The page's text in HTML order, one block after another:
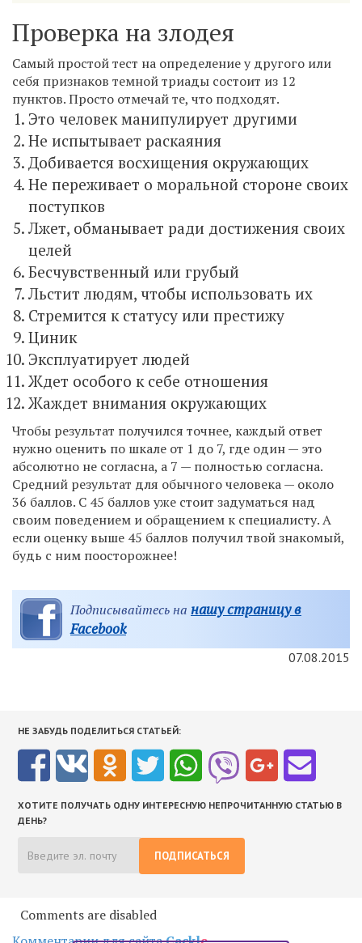
Проверка на злодея
Самый простой тест на определение у другого или
себя признаков темной триады состоит из 12
пунктов. Просто отмечай те, что подходят.
Это человек манипулирует другими
Не испытывает раскаяния
Добивается восхищения окружающих
Не переживает о моральной стороне своих
поступков
Лжет, обманывает ради достижения своих
целей
Бесчувственный или грубый
Льстит людям, чтобы использовать их
Стремится к статусу или престижу
Циник
Эксплуатирует людей
Ждет особого к себе отношения
Жаждет внимания окружающих
Чтобы результат получился точнее, каждый ответ
нужно оценить по шкале от 1 до 7, где один — это
абсолютно не согласна, а 7 — полностью согласна.
Средний результат для обычного человека — около
36 баллов. С 45 баллов уже стоит задуматься над
своим поведением и обращением к специалисту. А
если оценку выше 45 баллов получил твой знакомый,
будь с ним поосторожнее!
Подписывайтесь на нашу страницу в
Facebook
07.08.2015
НЕ ЗАБУДЬ ПОДЕЛИТЬСЯ СТАТЬЕЙ:
ХОТИТЕ ПОЛУЧАТЬ ОДНУ ИНТЕРЕСНУЮ НЕПРОЧИТАННУЮ СТАТЬЮ В
ДЕНЬ?
ПОДПИСАТЬСЯ
Comments are disabled